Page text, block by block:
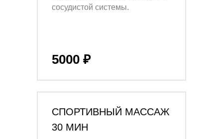
сосудистой системы.
5000 ₽
СПОРТИВНЫЙ МАССАЖ
30 МИН